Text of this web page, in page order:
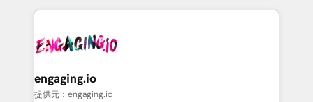
and sales ops at mid-market companies ready to
move beyond spreadsheets into unified systems
experience with CRM, Marketing, Sales & Service
Own back-end developers - Complex data
View, SuperOffice) - Custom integrations (e.g. MS
Business Central, Navision, AX, SAP, Exact, AFAS) We
engaging.io
提供元：engaging.io